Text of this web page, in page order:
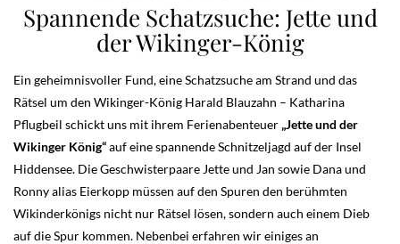
Spannende Schatzsuche: Jette und
der Wikinger-König
Ein geheimnisvoller Fund, eine Schatzsuche am Strand und das
Rätsel um den Wikinger-König Harald Blauzahn – Katharina
Pflugbeil schickt uns mit ihrem Ferienabenteuer „Jette und der
Wikinger König“auf eine spannende Schnitzeljagd auf der Insel
Hiddensee. Die Geschwisterpaare Jette und Jan sowie Dana und
Ronny alias Eierkopp müssen auf den Spuren den berühmten
Wikinderkönigs nicht nur Rätsel lösen, sondern auch einem Dieb
auf die Spur kommen. Nebenbei erfahren wir einiges an